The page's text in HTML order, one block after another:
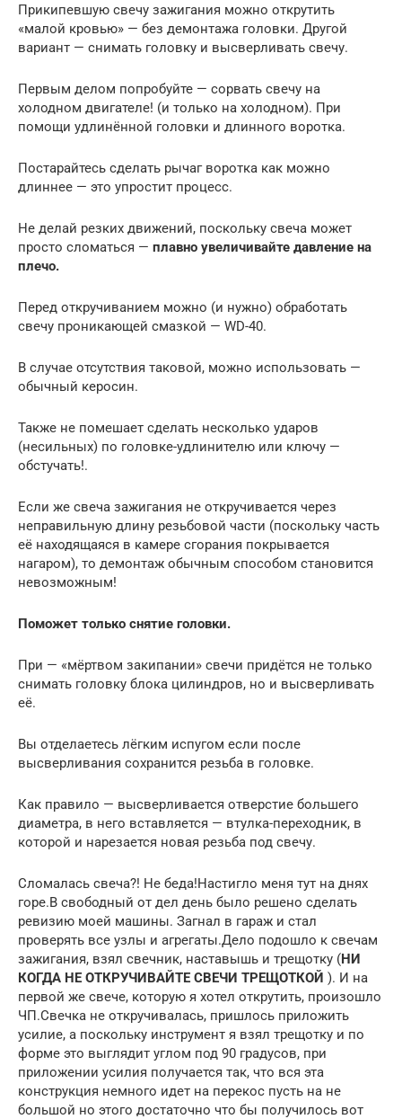
Прикипевшую свечу зажигания можно открутить
«малой кровью» — без демонтажа головки. Другой
вариант — снимать головку и высверливать свечу.
Первым делом попробуйте — сорвать свечу на
холодном двигателе! (и только на холодном). При
помощи удлинённой головки и длинного воротка.
Постарайтесь сделать рычаг воротка как можно
длиннее — это упростит процесс.
Не делай резких движений, поскольку свеча может
просто сломаться — плавно увеличивайте давление на
плечо.
Перед откручиванием можно (и нужно) обработать
свечу проникающей смазкой — WD-40.
В случае отсутствия таковой, можно использовать —
обычный керосин.
Также не помешает сделать несколько ударов
(несильных) по головке-удлинителю или ключу —
обстучать!.
Если же свеча зажигания не откручивается через
неправильную длину резьбовой части (поскольку часть
её находящаяся в камере сгорания покрывается
нагаром), то демонтаж обычным способом становится
невозможным!
Поможет только снятие головки.
При — «мёртвом закипании» свечи придётся не только
снимать головку блока цилиндров, но и высверливать
её.
Вы отделаетесь лёгким испугом если после
высверливания сохранится резьба в головке.
Как правило — высверливается отверстие большего
диаметра, в него вставляется — втулка-переходник, в
которой и нарезается новая резьба под свечу.
Сломалась свеча?! Не беда!Настигло меня тут на днях
горе.В свободный от дел день было решено сделать
ревизию моей машины. Загнал в гараж и стал
проверять все узлы и агрегаты.Дело подошло к свечам
зажигания, взял свечник, наставышь и трещотку (НИ
КОГДА НЕ ОТКРУЧИВАЙТЕ СВЕЧИ ТРЕЩОТКОЙ ). И на
первой же свече, которую я хотел открутить, произошло
ЧП.Свечка не откручивалась, пришлось приложить
усилие, а поскольку инструмент я взял трещотку и по
форме это выглядит углом под 90 градусов, при
приложении усилия получается так, что вся эта
конструкция немного идет на перекос пусть на не
большой но этого достаточно что бы получилось вот